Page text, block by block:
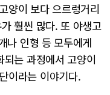
양이 보다 으르렁거리
훨씬 많다. 또 야생고
나 인형 등 모두에게
는 과정에서 고양이
이라는 이야기다.